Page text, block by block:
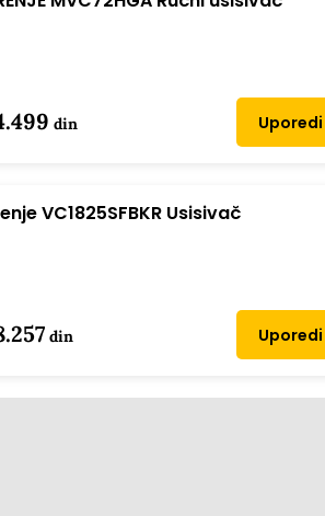
din
VC1825SFBKR Usisivač
din